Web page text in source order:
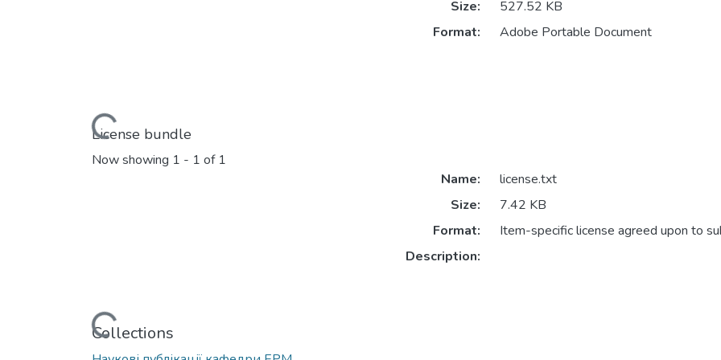
Loading...
Size:
527.52 KB
Format:
Adobe Portable Document
License bundle
Now showing 1 - 1 of 1
Loading...
Name:
license.txt
Size:
7.42 KB
Format:
Item-specific license agreed upon to
Description:
Collections